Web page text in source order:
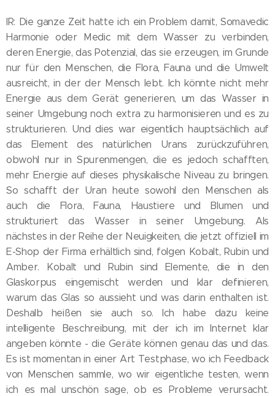
IR: Die ganze Zeit hatte ich ein Problem damit, Somavedic
Harmonie oder Medic mit dem Wasser zu verbinden,
deren Energie, das Potenzial, das sie erzeugen, im Grunde
nur für den Menschen, die Flora, Fauna und die Umwelt
ausreicht, in der der Mensch lebt. Ich könnte nicht mehr
Energie aus dem Gerät generieren, um das Wasser in
seiner Umgebung noch extra zu harmonisieren und es zu
strukturieren. Und dies war eigentlich hauptsächlich auf
das Element des natürlichen Urans zurückzuführen,
obwohl nur in Spurenmengen, die es jedoch schafften,
mehr Energie auf dieses physikalische Niveau zu bringen.
So schafft der Uran heute sowohl den Menschen als
auch die Flora, Fauna, Haustiere und Blumen und
strukturiert das Wasser in seiner Umgebung. Als
nächstes in der Reihe der Neuigkeiten, die jetzt offiziell im
E-Shop der Firma erhältlich sind, folgen Kobalt, Rubin und
Amber. Kobalt und Rubin sind Elemente, die in den
Glaskorpus eingemischt werden und klar definieren,
warum das Glas so aussieht und was darin enthalten ist.
Deshalb heißen sie auch so. Ich habe dazu keine
intelligente Beschreibung, mit der ich im Internet klar
angeben könnte - die Geräte können genau das und das.
Es ist momentan in einer Art Testphase, wo ich Feedback
von Menschen sammle, wo wir eigentliche testen, wenn
ich es mal unschön sage, ob es Probleme verursacht.